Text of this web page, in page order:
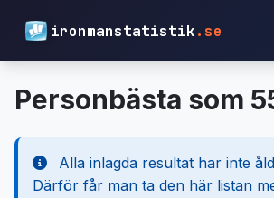
ironmanstatistik.se
Personbästa som
Alla inlagda resultat har inte
Därför får man ta den här listan